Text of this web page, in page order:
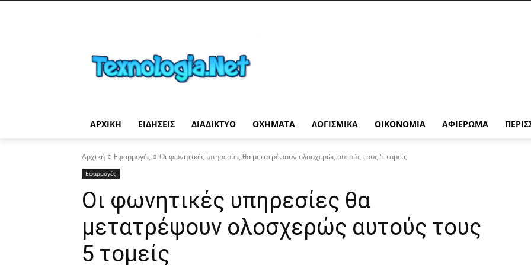
ΑΡΧΙΚΉ ΕΙΔΉΣΕΙΣ ΔΙΑΔΊΚΤΥΟ ΟΧΉΜΑΤΑ ΛΟΓΙΣΜΙΚΆ ΟΙΚΟΝΟΜΊΑ ΑΦΙΈΡΩΜΑ
Αρχική Εφαρμογές Οι φωνητικές υπηρεσίες θα μετατρέψουν ολοσχερώς αυτούς τους 5 τομείς
Εφαρμογές
Οι φωνητικές υπηρεσίες θα
μετατρέψουν ολοσχερώς αυτούς τους
5 τομείς